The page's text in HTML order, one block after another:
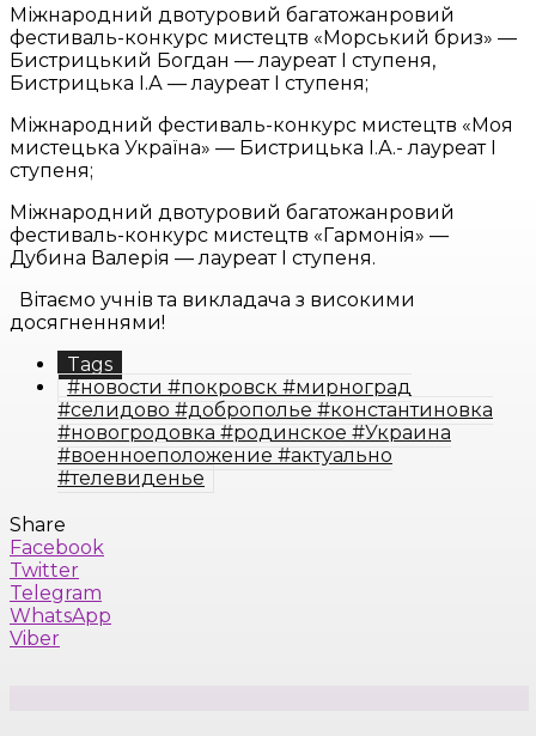
Міжнародний двотуровий багатожанровий
фестиваль-конкурс мистецтв «Морський бриз» —
Бистрицький Богдан — лауреат І ступеня,
Бистрицька І.А — лауреат І ступеня;
Міжнародний фестиваль-конкурс мистецтв «Моя
мистецька Україна» — Бистрицька І.А.- лауреат І
ступеня;
Міжнародний двотуровий багатожанровий
фестиваль-конкурс мистецтв «Гармонія» —
Дубина Валерія — лауреат І ступеня.
Вітаємо учнів та викладача з високими
досягненнями!
Tags
#новости #покровск #мирноград
#селидово #доброполье #константиновка
#новогродовка #родинское #Украина
#военноеположение #актуально
#телевиденье
Share
Facebook
Twitter
Telegram
WhatsApp
Viber